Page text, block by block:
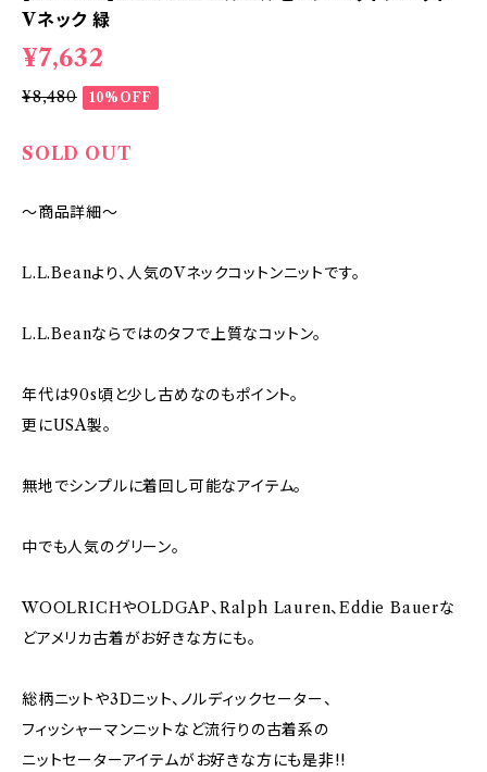
Vネック 緑
¥7,632
¥8,480 10%OFF
SOLD OUT
～商品詳細～
L.L.Beanより、人気のVネックコットンニットです。
L.L.Beanならではのタフで上質なコットン。
年代は90s頃と少し古めなのもポイント。
更にUSA製。
無地でシンプルに着回し可能なアイテム。
中でも人気のグリーン。
WOOLRICHやOLDGAP、Ralph Lauren、Eddie Bauerな
どアメリカ古着がお好きな方にも。
総柄ニットや3Dニット、ノルディックセーター、
フィッシャーマンニットなど流行りの古着系の
ニットセーターアイテムがお好きな方にも是非!!